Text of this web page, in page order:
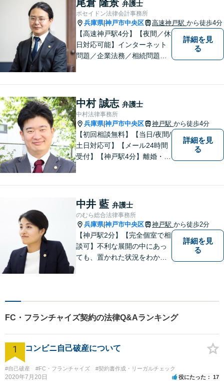
【夜間・休日相談可能（要予
約）】【弁護士歴10年以上】
尾倉 隆景 弁護士
ポセイドン法律会計事務所
兵庫県|神戸市中央区 高速神戸駅 から徒歩4分
【高速神戸駅4分】【夜間／休
日対応可能】インターネット
問題／企業法務／相続問題／
詳細を見
る
中村 誠志 弁護士
中村法律事務所
兵庫県|神戸市中央区 神戸駅 から徒歩4分
【初回相談無料】【当日/夜間/
土日対応可】【メール24時間
受付】【神戸駅4分】離婚・男
目指します。どんなささいな
事でも、お気軽にご相談くだ
さい。
詳細を見
る
中井 藍 弁護士
のむら総合法律事務所
兵庫県|神戸市中央区 神戸駅 から徒歩2分
【神戸駅2分】【完全個室で相
談可】不利な展開の中にあっ
ても、置かれた状況をわかり
で進めるようにしています。
お困りの際は、ぜひご相談く
ださい。
詳細を見
る
FC・フランチャイズ契約の法律Q&Aランキング
1 コンビニ自己破産について
#自己破産 #FC・フランチャイズ #契約書作成・リーガルチェック
2020年7月20日 役にたった 17